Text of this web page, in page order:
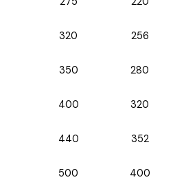
320 256
350 280
400 320
440 352
500 400